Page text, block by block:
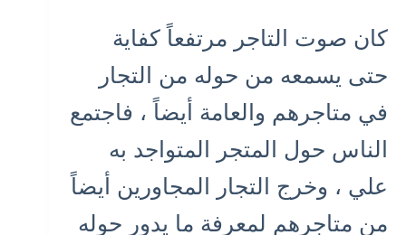
كان صوت التاجر مرتفعاً كفاية
حتى يسمعه من حوله من التجار
في متاجرهم والعامة أيضاً ، فاجتمع
الناس حول المتجر المتواجد به
علي ، وخرج التجار المجاورين أيضاً
من متاجرهم لمعرفة ما يدور حوله